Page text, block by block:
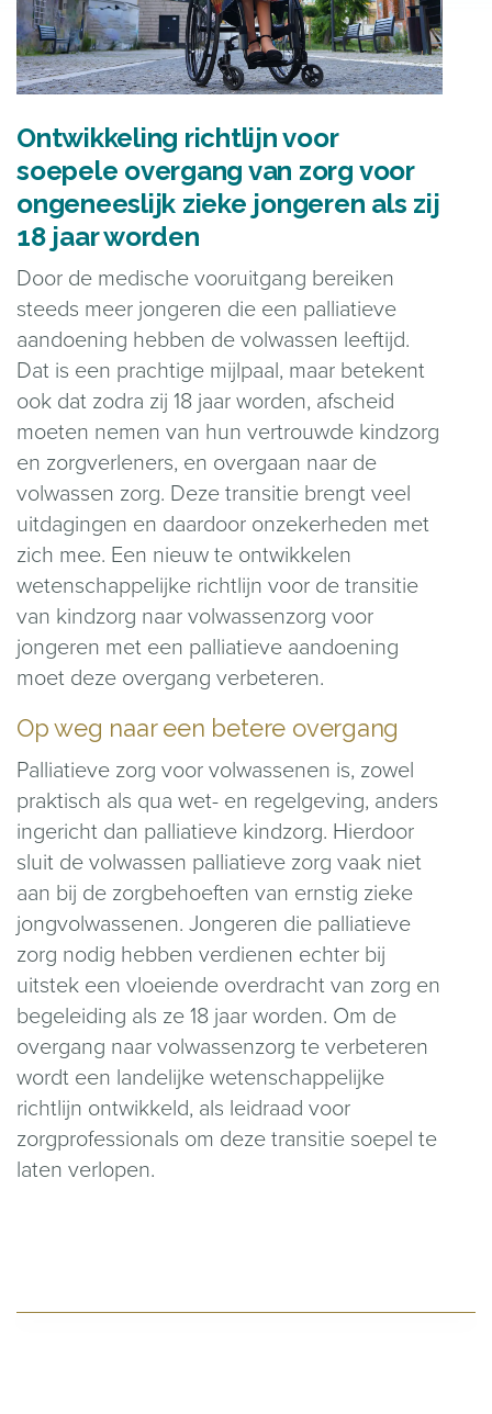
Ontwikkeling richtlijn voor
soepele overgang van zorg voor
ongeneeslijk zieke jongeren als zij
18 jaar worden
Door de medische vooruitgang bereiken
steeds meer jongeren die een palliatieve
aandoening hebben de volwassen leeftijd.
Dat is een prachtige mijlpaal, maar betekent
ook dat zodra zij 18 jaar worden, afscheid
moeten nemen van hun vertrouwde kindzorg
en zorgverleners, en overgaan naar de
volwassen zorg. Deze transitie brengt veel
uitdagingen en daardoor onzekerheden met
zich mee. Een nieuw te ontwikkelen
wetenschappelijke richtlijn voor de transitie
van kindzorg naar volwassenzorg voor
jongeren met een palliatieve aandoening
moet deze overgang verbeteren.
Op weg naar een betere overgang
Palliatieve zorg voor volwassenen is, zowel
praktisch als qua wet- en regelgeving, anders
ingericht dan palliatieve kindzorg. Hierdoor
sluit de volwassen palliatieve zorg vaak niet
aan bij de zorgbehoeften van ernstig zieke
jongvolwassenen. Jongeren die palliatieve
zorg nodig hebben verdienen echter bij
uitstek een vloeiende overdracht van zorg en
begeleiding als ze 18 jaar worden. Om de
overgang naar volwassenzorg te verbeteren
wordt een landelijke wetenschappelijke
richtlijn ontwikkeld, als leidraad voor
zorgprofessionals om deze transitie soepel te
laten verlopen.